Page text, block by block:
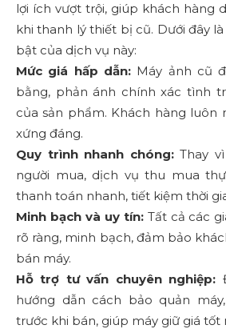
lợi ích vượt trội, giúp khách hàng
khi thanh lý thiết bị cũ. Dưới đây
bật của dịch vụ này:
Mức giá hấp dẫn:Máy ảnh cũ
bằng, phản ánh chính xác tình
của sản phẩm. Khách hàng luôn
xứng đáng.
Quy trình nhanh chóng:Thay
người mua, dịch vụ thu mua
thanh toán nhanh, tiết kiệm thời
Minh bạch và uy tín:Tất cả các
rõ ràng, minh bạch, đảm bảo
bán máy.
Hỗ trợ tư vấn chuyên nghiệp:
hướng dẫn cách bảo quản
trước khi bán, giúp máy giữ giá tốt